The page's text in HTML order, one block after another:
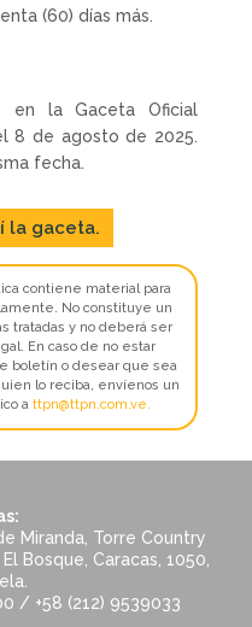
(60) días más.
en la Gaceta Oficial
8 de agosto de 2025.
fecha.
la gaceta.
contiene material para
No constituye un
tratadas y no deberá ser
En caso de no estar
boletín o desear que sea
lo reciba, envíenos un
a ttpn@ttpn.com.ve.
Miranda, Torre Country
Bosque, Caracas, 1050,
/ +58 (212) 9539033